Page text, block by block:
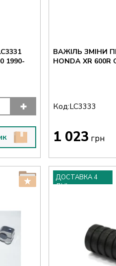
1990-
ВАЖІЛЬ ЗМІНИ
HONDA XR
Код:LC3333
1 023 грн
ДОСТАВКА 4
ДНІ